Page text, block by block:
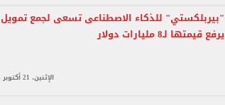
"بيربلكستي" للذكاء الاصطناعى تسعى لجمع تمويل
يرفع قيمتها لـ8 مليارات دولار
الإثنين، 21 أكتوبر 2024 04:15 م